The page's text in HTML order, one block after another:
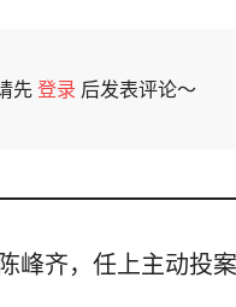
先登录 后发表评论～
峰齐，任上主动投案